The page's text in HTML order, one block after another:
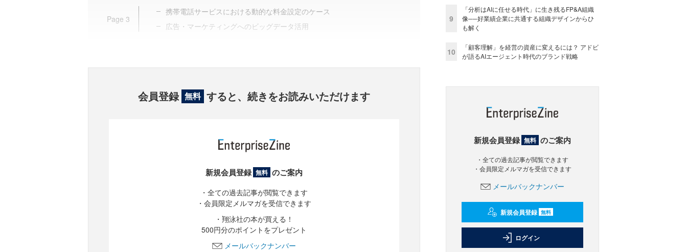
Page 3
携帯電話サービスにおける動的な料金設定のケース
広告・マーケティングへのビッグデータ活用
会員登録 無料 すると、続きをお読みいただけます
新規会員登録 無料 のご案内
・全ての過去記事が閲覧できます
・会員限定メルマガを受信できます
・翔泳社の本が買える！
500円分のポイントをプレゼント
メールバックナンバー
9
「分析はAIに任せる時代」に生き残るFP&A組織
像──好業績企業に共通する組織デザインからひ
も解く
10
「顧客理解」を経営の資産に変えるには？ アドビ
が語るAIエージェント時代のブランド戦略
新規会員登録 無料 のご案内
・全ての過去記事が閲覧できます
・会員限定メルマガを受信できます
メールバックナンバー
新規会員登録 無料
ログイン